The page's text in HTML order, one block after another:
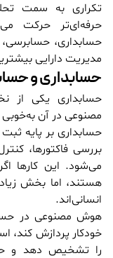
تکراری به سمت
حرفه‌ای‌تر حرکت
حسابداری، حسابرسی،
مدیریت دارایی
حسابداری و
حسابداری یکی از
مصنوعی در آن
حسابداری بر پایه
بررسی فاکتورها،
می‌شود. این کارها
هستند، اما بخش
انسانی‌اند.
هوش مصنوعی در
خودکار پردازش کند،
را تشخیص دهد و